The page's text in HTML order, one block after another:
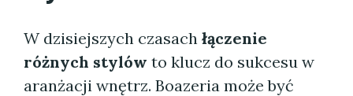
W dzisiejszych czasach łączenie
różnych stylów to klucz do sukcesu w
aranżacji wnętrz. Boazeria może być